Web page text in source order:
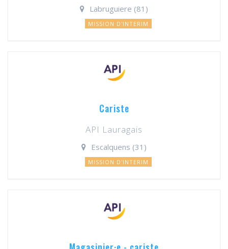
Labruguiere (81)
MISSION D'INTERIM
Cariste
API Lauragais
Escalquens (31)
MISSION D'INTERIM